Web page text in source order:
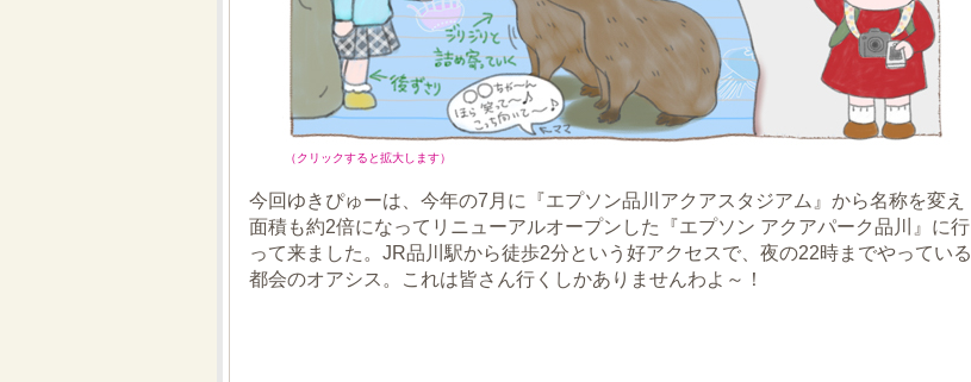
（クリックすると拡大します）
今回ゆきぴゅーは、今年の7月に『エプソン品川アクアスタジアム』から名称を変え
面積も約2倍になってリニューアルオープンした『エプソン アクアパーク品川』に行
って来ました。JR品川駅から徒歩2分という好アクセスで、夜の22時までやっている
都会のオアシス。これは皆さん行くしかありませんわよ～！